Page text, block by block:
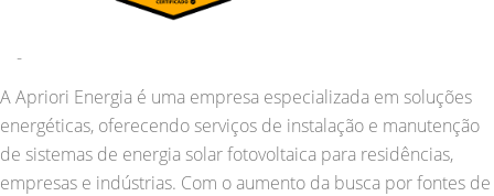
-
A Apriori Energia é uma empresa especializada em soluções
energéticas, oferecendo serviços de instalação e manutenção
de sistemas de energia solar fotovoltaica para residências,
empresas e indústrias. Com o aumento da busca por fontes de